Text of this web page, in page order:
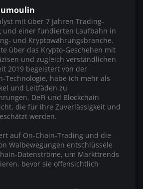
mit über 7 Jahren Trading-
und einer fundierten Laufbahn in
und Kryptowährungsbranche.
über das Krypto-Geschehen mit
und zugleich verständlichen
2019 begeistert von der
Technologie, habe ich mehr als
und Leitfäden zu
DeFi und Blockchain
die für ihre Zuverlässigkeit und
werden.
auf On-Chain-Trading und die
Walbewegungen entschlüssele
Datenströme, um Markttrends
bevor sie offensichtlich